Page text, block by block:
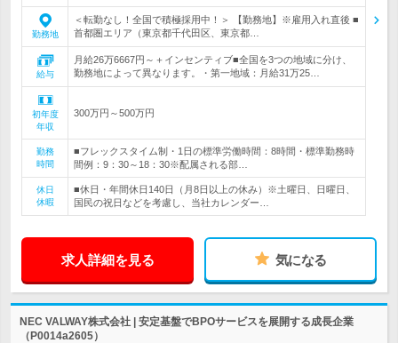
勤務地
＜転勤なし！全国で積極採用中！＞ 【勤務地】※雇用入れ直後 ■
首都圏エリア（東京都千代田区、東京都…
給与
月給26万6667円～＋インセンティブ■全国を3つの地域に分け、
勤務地によって異なります。・第一地域：月給31万25…
初年度
年収
300万円～500万円
勤務
時間
■フレックスタイム制・1日の標準労働時間：8時間・標準勤務時
間例：9：30～18：30※配属される部…
休日
休暇
■休日・年間休日140日（月8日以上の休み）※土曜日、日曜日、
国民の祝日などを考慮し、当社カレンダー…
求人詳細を見る 気になる
NEC VALWAY株式会社 | 安定基盤でBPOサービスを展開する成長企業
（P0014a2605）